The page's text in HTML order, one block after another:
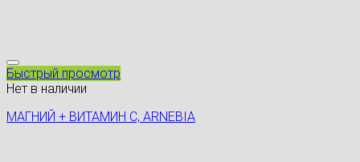
Быстрый просмотр
Нет в наличии
МАГНИЙ + ВИТАМИН С, ARNEBIA